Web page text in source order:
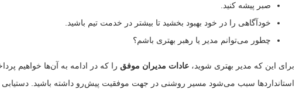
صبر پیشه کنید.
خودآگاهی را در خود بهبود بخشید تا بیشتر در خدمت تیم باشید.
چطور می‌توانم مدیر یا رهبر بهتری باشم؟
برای این که مدیر بهتری شوید، عادات مدیران موفق را که در ادامه به آن‌ها خواهیم
استانداردها سبب می‌شود مسیر روشنی در جهت موفقیت پیش‌رو داشته باشید. دستیابی